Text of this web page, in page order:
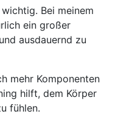
Bei meinem
ein großer
ausdauernd zu
mehr Komponenten
hilft, dem Körper
fühlen.